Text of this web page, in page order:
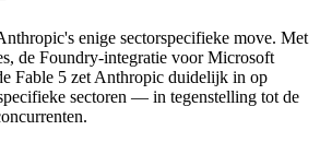
enige sectorspecifieke move. Met
de Foundry-integratie voor Microsoft
Fable 5 zet Anthropic duidelijk in op
sectoren — in tegenstelling tot de